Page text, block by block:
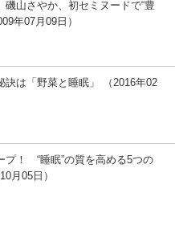
磯山さやか、初セミヌードで“豊
年07月09日）
訣は「野菜と睡眠」 （2016年02
プ！ “睡眠”の質を高める5つの
月05日）